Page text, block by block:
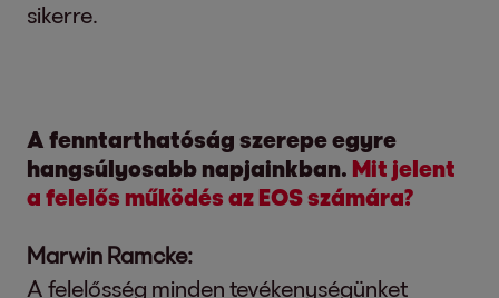
sikerre.
A fenntarthatóság szerepe egyre
hangsúlyosabb napjainkban. Mit jelent
a felelős működés az EOS számára?
Marwin Ramcke:
A felelősség minden tevékenységünket